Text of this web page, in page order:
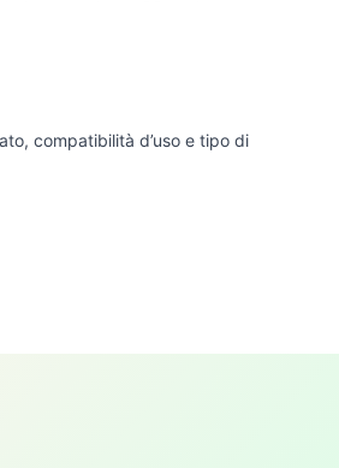
compatibilità d’uso e tipo di